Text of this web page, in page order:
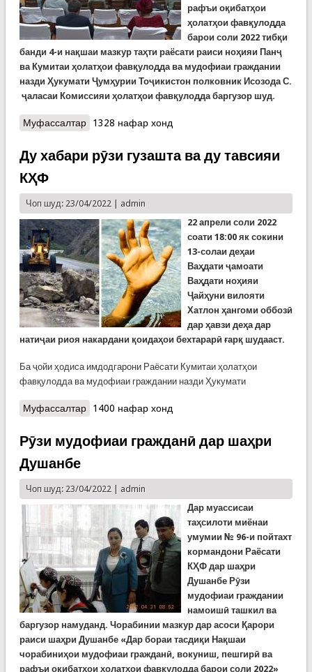
рафъи оқибатҳои
ҳолатҳои фавқулодда
барои соли 2022 тибқи
банди 4-и нақшаи мазкур таҳти раёсати раиси ноҳияи Панҷ
ва Кумитаи ҳолатҳои фавқулодда ва мудофиаи граждании
назди Ҳукумати Ҷумҳурии Тоҷикистон полковник Исозода С.
ҷаласаи Комиссияи ҳолатҳои фавқулоддабаргузор шуд.
Муфассалтаро Ҷаласаи ноҳиявии Комиссияи ҳолатҳои
1328 нафар хонд
Ду хабари рӯзи гузашта ва ду тавсияи
КҲФ
Чоп шуд: 23/04/2022 | admin
22 апрели соли 2022
соати 18:00 як сокини
13-солаи деҳаи
Ваҳдати ҷамоати
Ваҳдати ноҳияи
Ҷайҳуни вилояти
Хатлон ҳангоми оббозӣ
дар ҳавзи деҳа дар
натиҷаи риоя накардани қоидаҳои бехтарарӣ ғарқ шудааст.
Ба ҷойи ҳодиса имдодгарони Раёсати Кумитаи ҳолатҳои
фавқулодда ва мудофиаи граждании назди Ҳукумати
Муфассалтаро Ду хабари рӯзи гузашта ва ду тавсияи КҲФ
1400 нафар хонд
Рӯзи мудофиаи гражданӣ дар шаҳри
Душанбе
Чоп шуд: 23/04/2022 | admin
Дар муассисаи
таҳсилоти миёнаи
умумии № 96-и пойтахт
кормандони Раёсати
КҲФ дар шаҳри
Душанбе Рӯзи
мудофиаи граждании
намоишӣ ташкил ва
баргузор намуданд. Чорабинии мазкур дар асоси Қарори
раиси шаҳри Душанбе «Дар бораи тасдиқи Нақшаи
чорабиниҳои мудофиаи гражданӣ, вокуниш, пешгирӣ ва
рафъи оқибатҳои ҳолатҳои фавқулодда барои соли 2022»